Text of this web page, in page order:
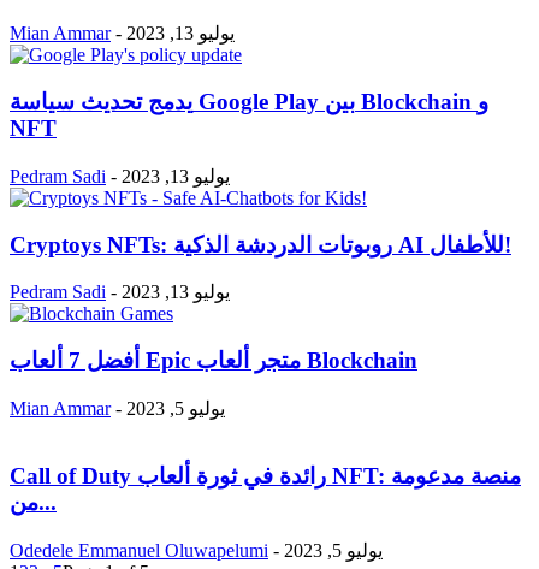
Mian Ammar - يوليو 13, 2023
يدمج تحديث سياسة Google Play بين Blockchain و
NFT
Pedram Sadi - يوليو 13, 2023
Cryptoys NFTs: روبوتات الدردشة الذكية AI للأطفال!
Pedram Sadi - يوليو 13, 2023
أفضل 7 ألعاب Epic متجر ألعاب Blockchain
Mian Ammar - يوليو 5, 2023
Call of Duty رائدة في ثورة ألعاب NFT: منصة مدعومة
من...
Odedele Emmanuel Oluwapelumi -
يوليو 5, 2023